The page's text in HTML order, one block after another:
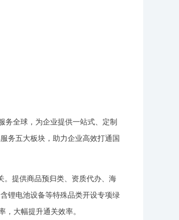
务全球，为企业提供一站式、定制
务五大板块，助力企业高效打通国
。提供商品预归类、资质代办、海
锂电池设备等特殊品类开设专项绿
大幅提升通关效率。